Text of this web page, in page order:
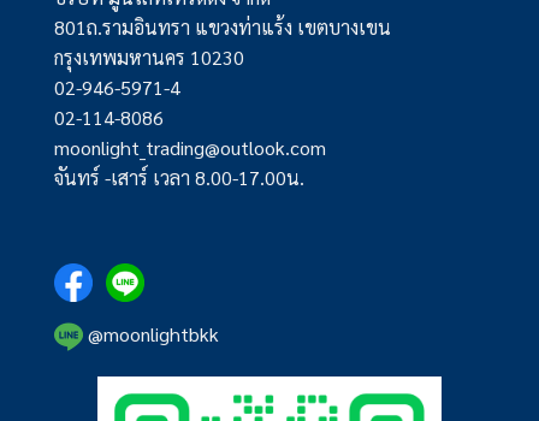
801ถ.รามอินทรา แขวงท่าแร้ง เขตบางเขน
กรุงเทพมหานคร 10230
02-946-5971-4
02-114-8086
moonlight_trading@outlook.com
จันทร์ -เสาร์ เวลา 8.00-17.00น.
@moonlightbkk